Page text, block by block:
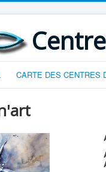
CARTE DES CENTRES